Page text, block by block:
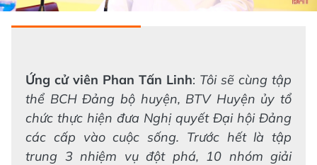
Ứng cử viên Phan Tấn Linh: Tôi sẽ cùng tập
thể BCH Đảng bộ huyện, BTV Huyện ủy tổ
chức thực hiện đưa Nghị quyết Đại hội Đảng
các cấp vào cuộc sống. Trước hết là tập
trung 3 nhiệm vụ đột phá, 10 nhóm giải